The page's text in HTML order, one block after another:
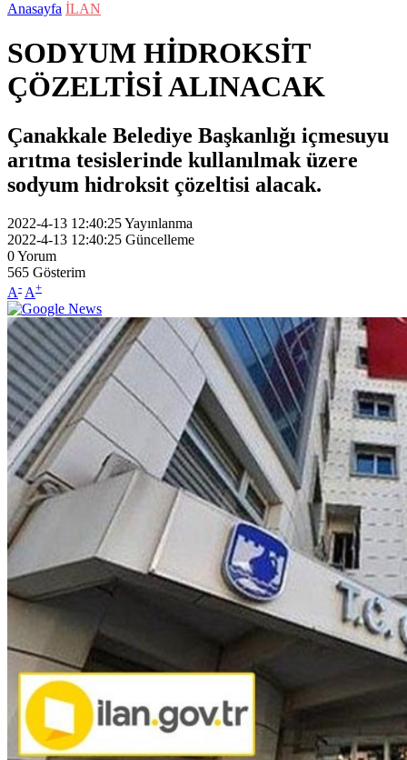
Anasayfa İLAN
SODYUM HİDROKSİT
ÇÖZELTİSİ ALINACAK
Çanakkale Belediye Başkanlığı içmesuyu
arıtma tesislerinde kullanılmak üzere
sodyum hidroksit çözeltisi alacak.
2022-4-13 12:40:25Yayınlanma
2022-4-13 12:40:25 Güncelleme
0Yorum
565 Gösterim
A- A+